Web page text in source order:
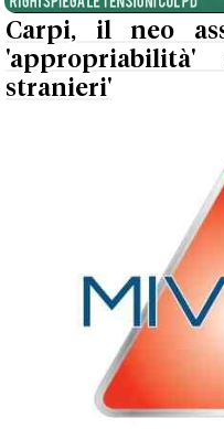
Carpi, il neo
stranieri'